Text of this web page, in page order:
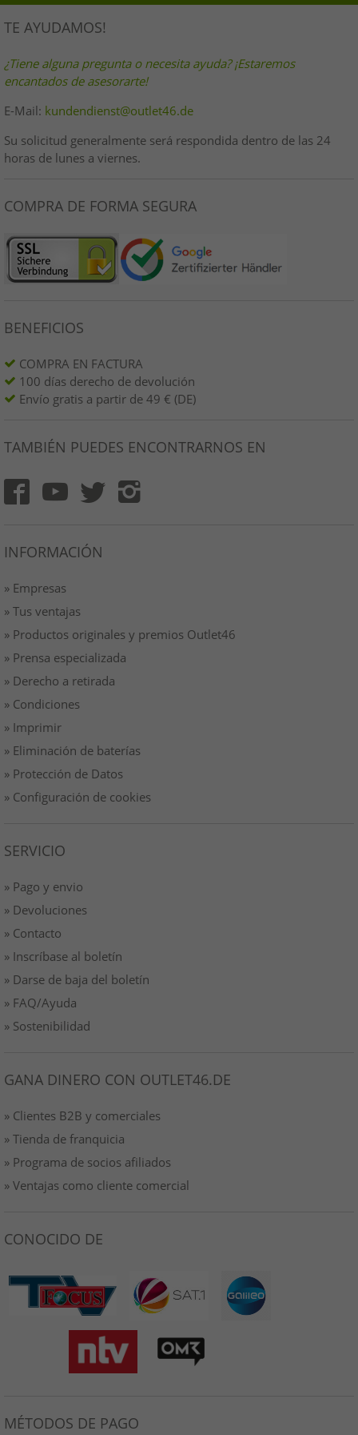
TE AYUDAMOS!
¿Tiene alguna pregunta o necesita ayuda? ¡Estaremos
encantados de asesorarte!
E-Mail: kundendienst@outlet46.de
Su solicitud generalmente será respondida dentro de las 24
horas de lunes a viernes.
COMPRA DE FORMA SEGURA
BENEFICIOS
COMPRA EN FACTURA
100 días derecho de devolución
Envío gratis a partir de 49 € (DE)
TAMBIÉN PUEDES ENCONTRARNOS EN
INFORMACIÓN
» Empresas
» Tus ventajas
» Productos originales y premios Outlet46
» Prensa especializada
» Derecho a retirada
» Condiciones
» Imprimir
» Eliminación de baterías
» Protección de Datos
» Configuración de cookies
SERVICIO
» Pago y envio
» Devoluciones
» Contacto
» Inscríbase al boletín
» Darse de baja del boletín
» FAQ/Ayuda
» Sostenibilidad
GANA DINERO CON OUTLET46.DE
» Clientes B2B y comerciales
» Tienda de franquicia
» Programa de socios afiliados
» Ventajas como cliente comercial
CONOCIDO DE
MÉTODOS DE PAGO